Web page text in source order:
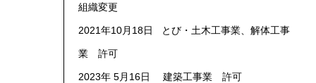
組織変更
2021年10月18日 とび・土木工事業、解体工事
業 許可
2023年 5月16日 建築工事業 許可